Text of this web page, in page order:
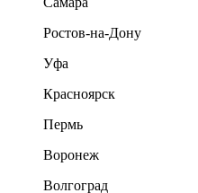
Ростов-на-Дону
Уфа
Красноярск
Пермь
Воронеж
Волгоград